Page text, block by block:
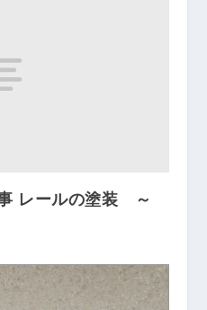
レールの塗装 ～